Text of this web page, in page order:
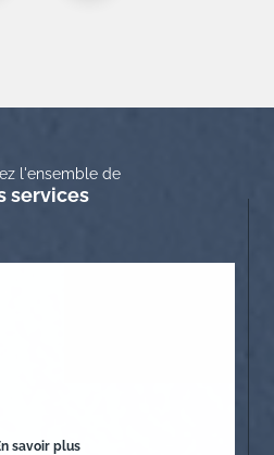
l'ensemble de
services
savoir plus